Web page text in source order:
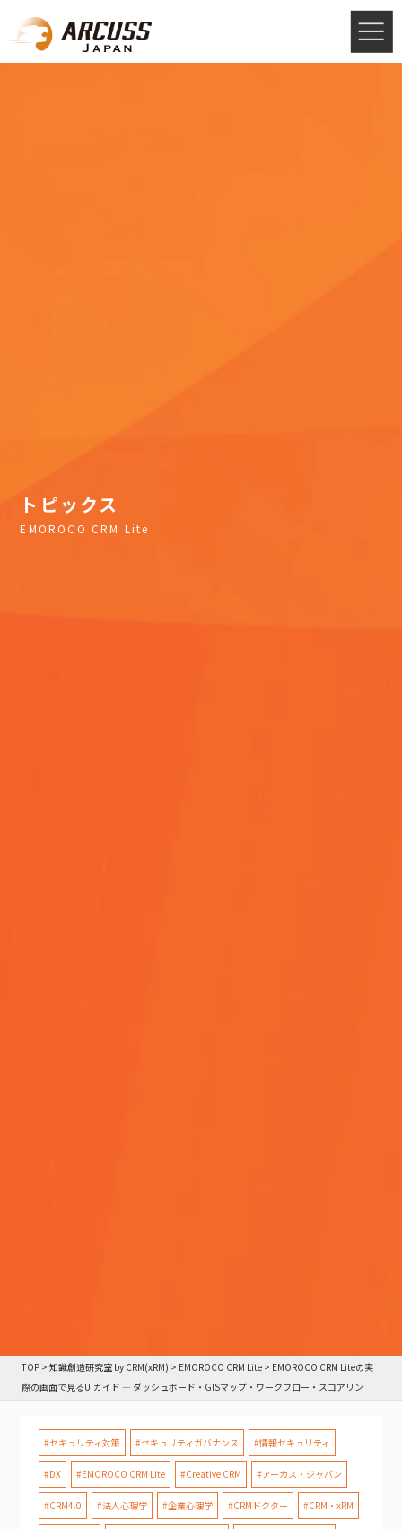
トピックス
EMOROCO CRM Lite
TOP >知識創造研究室 by CRM(xRM) > EMOROCO CRM Lite > EMOROCO CRM Liteの実
際の画面で見るUIガイド — ダッシュボード・GISマップ・ワークフロー・スコアリン
#セキュリティ対策 #セキュリティガバナンス #情報セキュリティ
#DX #EMOROCO CRM Lite #Creative CRM #アーカス・ジャパン
#CRM4.0 #法人心理学 #企業心理学 #CRMドクター #CRM・xRM